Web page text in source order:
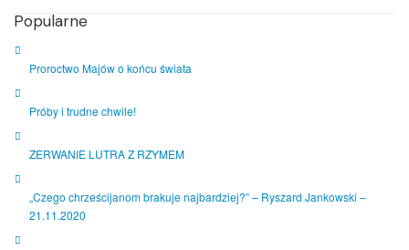
Popularne
Proroctwo Majów o końcu świata
Próby i trudne chwile!
ZERWANIE LUTRA Z RZYMEM
„Czego chrześcijanom brakuje najbardziej?” – Ryszard Jankowski –
21.11.2020